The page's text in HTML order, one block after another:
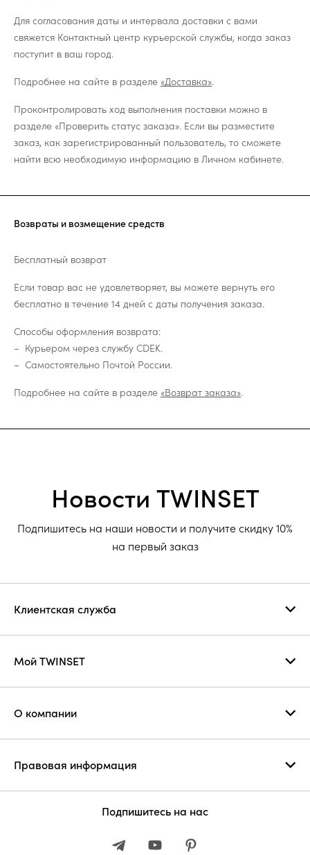
Для согласования даты и интервала доставки с вами
свяжется Контактный центр курьерской службы, когда заказ
поступит в ваш город.
Подробнее на сайте в разделе «Доставка».
Проконтролировать ход выполнения поставки можно в
разделе «Проверить статус заказа». Если вы разместите
заказ, как зарегистрированный пользователь, то сможете
найти всю необходимую информацию в Личном кабинете.
Возвраты и возмещение средств
Бесплатный возврат
Если товар вас не удовлетворяет, вы можете вернуть его
бесплатно в течение 14 дней с даты получения заказа.
Способы оформления возврата:
Курьером через службу CDEK.
Самостоятельно Почтой России.
Подробнее на сайте в разделе «Возврат заказа».
Новости TWINSET
Подпишитесь на наши новости и получите скидку 10%
на первый заказ
Клиентская служба
Мой TWINSET
О компании
Правовая информация
Подпишитесь на нас